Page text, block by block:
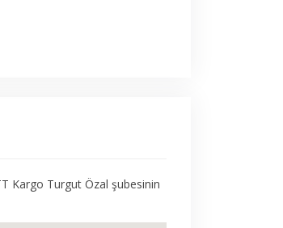
Kargo Turgut Özal şubesinin